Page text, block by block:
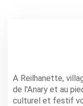
A Reilhanette,
de l'Anary et au
culturel et festif